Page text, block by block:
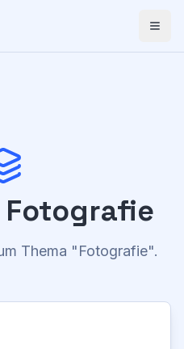
Fotografie
Thema "Fotografie".